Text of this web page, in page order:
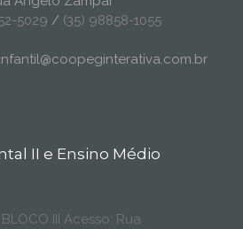
5029 / (35) 98858-1055
II e Ensino Médio
III Acesso: Rua